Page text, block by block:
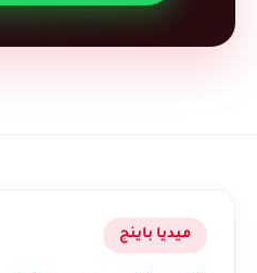
ميديا باينج